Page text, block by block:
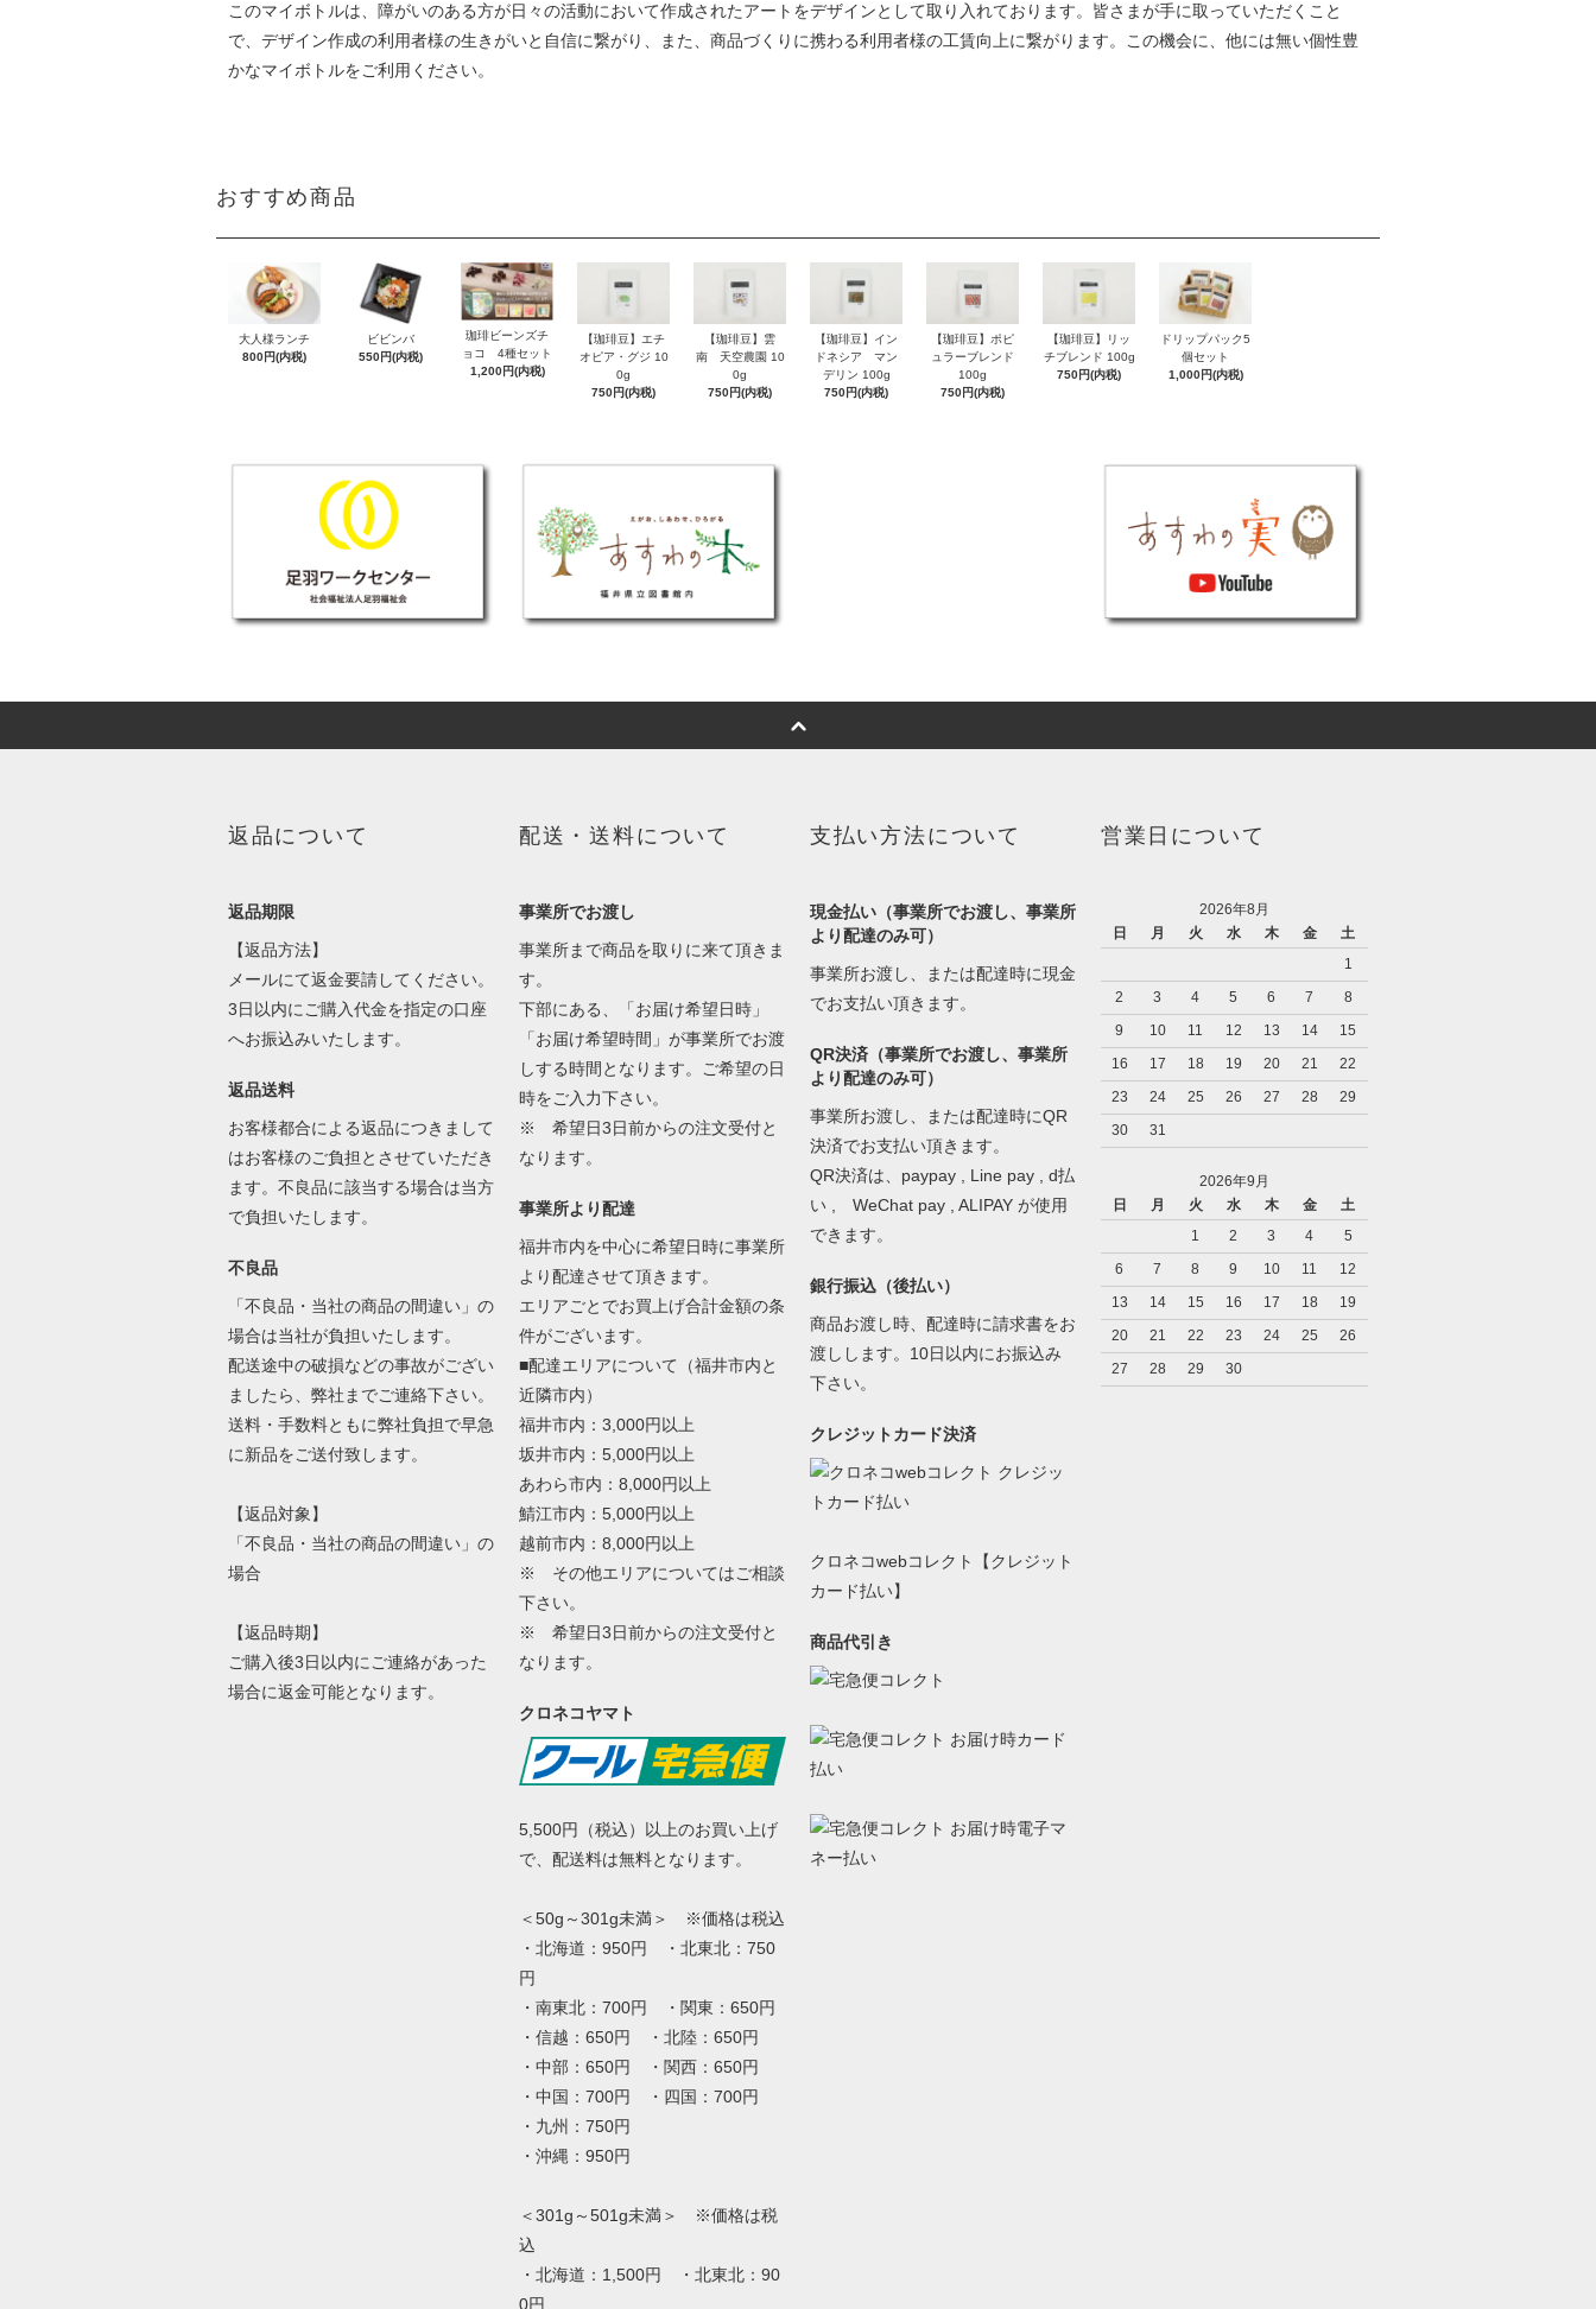
このマイボトルは、障がいのある方が日々の活動において作成されたアートをデザインとして取り入れております。皆さまが手に取っていただくこと
で、デザイン作成の利用者様の生きがいと自信に繋がり、また、商品づくりに携わる利用者様の工賃向上に繋がります。この機会に、他には無い個性豊
かなマイボトルをご利用ください。
おすすめ商品
大人様ランチ
800円(内税)
ビビンバ
550円(内税)
珈琲ビーンズチ
ョコ 4種セット
1,200円(内税)
【珈琲豆】エチ
オピア・グジ 10
0g
750円(内税)
【珈琲豆】雲
南 天空農園 10
0g
750円(内税)
【珈琲豆】イン
ドネシア マン
デリン 100g
750円(内税)
【珈琲豆】ポピ
ュラーブレンド
100g
750円(内税)
【珈琲豆】リッ
チブレンド 100g
750円(内税)
ドリップパック5
個セット
1,000円(内税)
返品について
返品期限
【返品方法】
メールにて返金要請してください。
3日以内にご購入代金を指定の口座
へお振込みいたします。
返品送料
お客様都合による返品につきまして
はお客様のご負担とさせていただき
ます。不良品に該当する場合は当方
で負担いたします。
不良品
「不良品・当社の商品の間違い」の
場合は当社が負担いたします。
配送途中の破損などの事故がござい
ましたら、弊社までご連絡下さい。
送料・手数料ともに弊社負担で早急
に新品をご送付致します。
【返品対象】
「不良品・当社の商品の間違い」の
場合
【返品時期】
ご購入後3日以内にご連絡があった
場合に返金可能となります。
配送・送料について
事業所でお渡し
事業所まで商品を取りに来て頂きま
す。
下部にある、「お届け希望日時」
「お届け希望時間」が事業所でお渡
しする時間となります。ご希望の日
時をご入力下さい。
※ 希望日3日前からの注文受付と
なります。
事業所より配達
福井市内を中心に希望日時に事業所
より配達させて頂きます。
エリアごとでお買上げ合計金額の条
件がございます。
■配達エリアについて（福井市内と
近隣市内）
福井市内：3,000円以上
坂井市内：5,000円以上
あわら市内：8,000円以上
鯖江市内：5,000円以上
越前市内：8,000円以上
※ その他エリアについてはご相談
下さい。
※ 希望日3日前からの注文受付と
なります。
クロネコヤマト
5,500円（税込）以上のお買い上げ
で、配送料は無料となります。
＜50g～301g未満＞ ※価格は税込
・北海道：950円 ・北東北：750
円
・南東北：700円 ・関東：650円
・信越：650円 ・北陸：650円
・中部：650円 ・関西：650円
・中国：700円 ・四国：700円
・九州：750円
・沖縄：950円
＜301g～501g未満＞ ※価格は税
込
・北海道：1,500円 ・北東北：90
0円
支払い方法について
現金払い（事業所でお渡し、事業所
より配達のみ可）
事業所お渡し、または配達時に現金
でお支払い頂きます。
QR決済（事業所でお渡し、事業所
より配達のみ可）
事業所お渡し、または配達時にQR
決済でお支払い頂きます。
QR決済は、paypay , Line pay , d払
い , WeChat pay , ALIPAY が使用
できます。
銀行振込（後払い）
商品お渡し時、配達時に請求書をお
渡しします。10日以内にお振込み
下さい。
クレジットカード決済
クロネコwebコレクト【クレジット
カード払い】
商品代引き
営業日について
2026年8月
日
月 火 水 木 金
土
1
2
3 4 5 6 7
8
9
10 11 12 13 14
15
16
17 18 19 20 21
22
23
24 25 26 27 28
29
30
31
2026年9月
日
月 火 水 木 金
土
1
2 3 4
5
6
7 8 9 10 11
12
13
14 15 16 17 18
19
20
21 22 23 24 25
26
27
28 29 30